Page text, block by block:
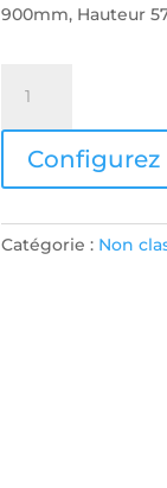
900mm, Hauteur
Triporteur
PMR
Aphrodite
Press
the
Configure
to
Configurez
Catégorie : Non